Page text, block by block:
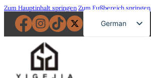
Zum Hauptinhalt springen Zum Fußbereich springen
German
English